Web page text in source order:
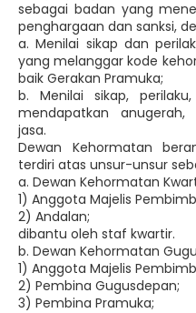
sebagai badan yang
penghargaan dan sanksi,
a. Menilai sikap dan
yang melanggar kode
baik Gerakan Pramuka;
b. Menilai sikap,
mendapatkan
jasa.
Dewan Kehormatan
terdiri atas unsur-unsur
a. Dewan Kehormatan
1) Anggota Majelis
2) Andalan;
dibantu oleh staf kwartir.
b. Dewan Kehormatan
1) Anggota Majelis
2) Pembina Gugusdepan;
3) Pembina Pramuka;